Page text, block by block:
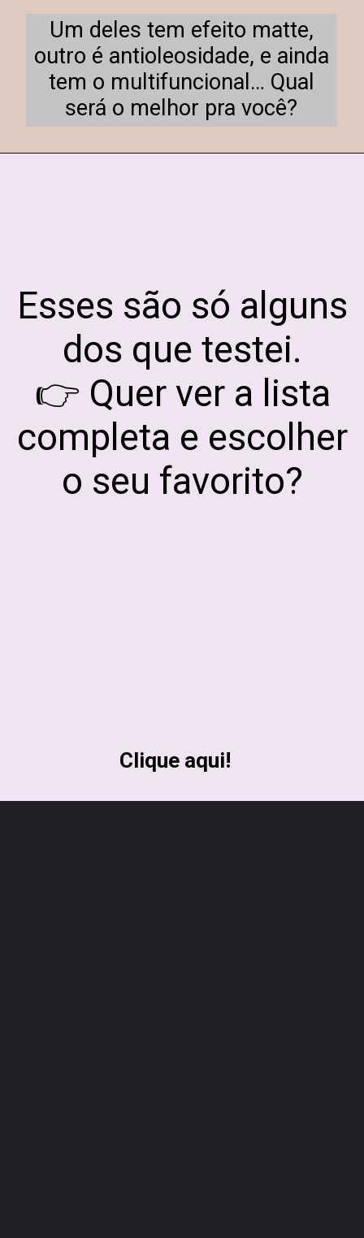
Um deles tem efeito matte,
outro é antioleosidade, e ainda
tem o multifuncional… Qual
será o melhor pra você?
Esses são só alguns
dos que testei.
👉 Quer ver a lista
completa e escolher
o seu favorito?
Clique aqui!